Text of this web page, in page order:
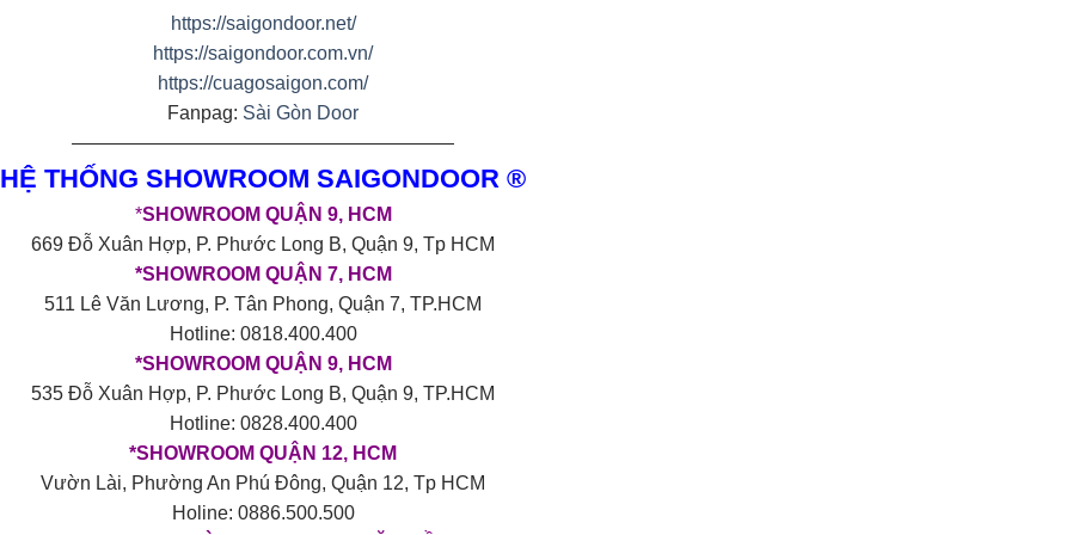
https://saigondoor.net/
https://saigondoor.com.vn/
https://cuagosaigon.com/
Fanpag: Sài Gòn Door
————————————————————
HỆ THỐNG SHOWROOM SAIGONDOOR ®
*SHOWROOM QUẬN 9, HCM
669 Đỗ Xuân Hợp, P. Phước Long B, Quận 9, Tp HCM
*SHOWROOM QUẬN 7, HCM
511 Lê Văn Lương, P. Tân Phong, Quận 7, TP.HCM
Hotline: 0818.400.400
*SHOWROOM QUẬN 9, HCM
535 Đỗ Xuân Hợp, P. Phước Long B, Quận 9, TP.HCM
Hotline: 0828.400.400
*SHOWROOM QUẬN 12, HCM
Vườn Lài, Phường An Phú Đông, Quận 12, Tp HCM
Holine: 0886.500.500